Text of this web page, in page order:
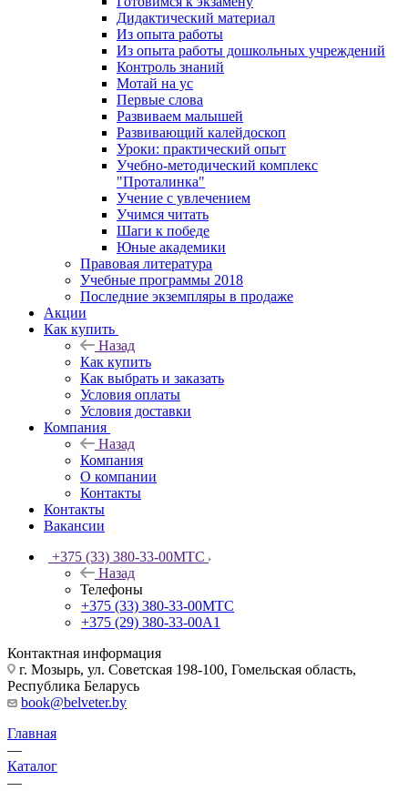
Дидактический материал
Из опыта работы
Из опыта работы дошкольных учреждений
Контроль знаний
Мотай на ус
Первые слова
Развиваем малышей
Развивающий калейдоскоп
Уроки: практический опыт
Учебно-методический комплекс
"Проталинка"
Учение с увлечением
Учимся читать
Шаги к победе
Юные академики
Правовая литература
Учебные программы 2018
Последние экземпляры в продаже
Акции
Как купить
Назад
Как купить
Как выбрать и заказать
Условия оплаты
Условия доставки
Компания
Назад
Компания
О компании
Контакты
Контакты
Вакансии
+375 (33) 380-33-00МТС
Назад
Телефоны
+375 (33) 380-33-00МТС
+375 (29) 380-33-00А1
Контактная информация
г. Мозырь, ул. Советская 198-100, Гомельская область,
Республика Беларусь
book@belveter.by
Главная
—
Каталог
—